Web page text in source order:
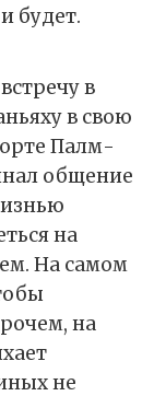
будет.
в
в свою
Палм-
общение
на
На самом
на
не